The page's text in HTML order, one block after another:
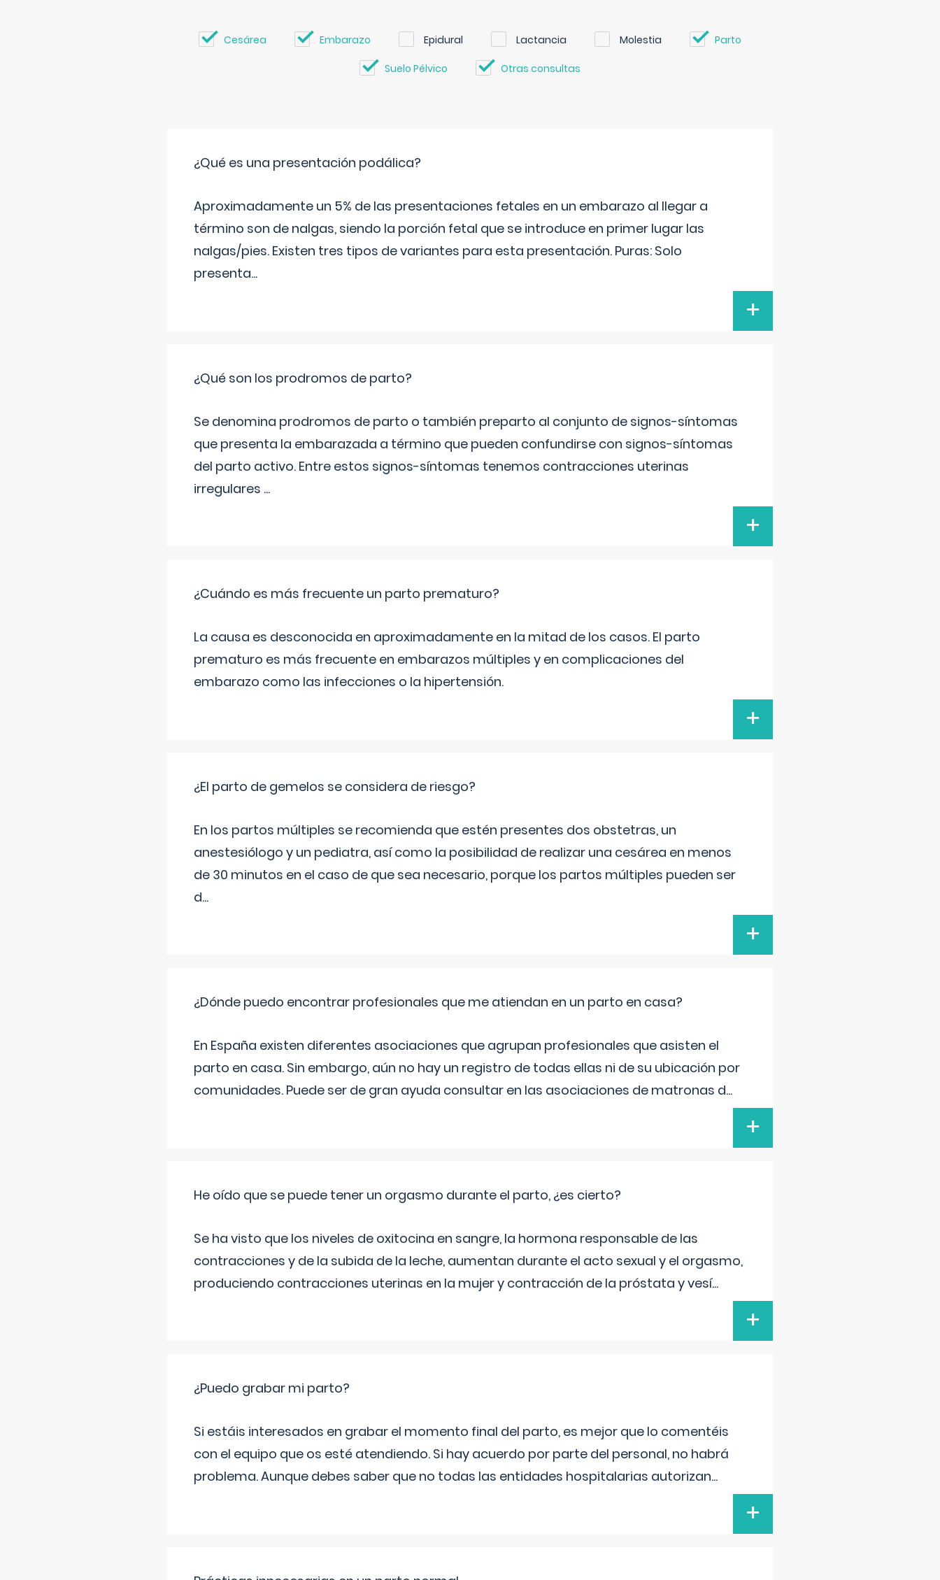
Cesárea Embarazo Epidural Lactancia Molestia Parto
Suelo Pélvico Otras consultas
¿Qué es una presentación podálica?
Aproximadamente un 5% de las presentaciones fetales en un embarazo al llegar a
término son de nalgas, siendo la porción fetal que se introduce en primer lugar las
nalgas/pies. Existen tres tipos de variantes para esta presentación. Puras: Solo
presenta...
+
¿Qué son los prodromos de parto?
Se denomina prodromos de parto o también preparto al conjunto de signos-síntomas
que presenta la embarazada a término que pueden confundirse con signos-síntomas
del parto activo. Entre estos signos-síntomas tenemos contracciones uterinas
irregulares ...
+
¿Cuándo es más frecuente un parto prematuro?
La causa es desconocida en aproximadamente en la mitad de los casos. El parto
prematuro es más frecuente en embarazos múltiples y en complicaciones del
embarazo como las infecciones o la hipertensión.
+
¿El parto de gemelos se considera de riesgo?
En los partos múltiples se recomienda que estén presentes dos obstetras, un
anestesiólogo y un pediatra, así como la posibilidad de realizar una cesárea en menos
de 30 minutos en el caso de que sea necesario, porque los partos múltiples pueden ser
d...
+
¿Dónde puedo encontrar profesionales que me atiendan en un parto en casa?
En España existen diferentes asociaciones que agrupan profesionales que asisten el
parto en casa. Sin embargo, aún no hay un registro de todas ellas ni de su ubicación por
comunidades. Puede ser de gran ayuda consultar en las asociaciones de matronas d...
+
He oído que se puede tener un orgasmo durante el parto, ¿es cierto?
Se ha visto que los niveles de oxitocina en sangre, la hormona responsable de las
contracciones y de la subida de la leche, aumentan durante el acto sexual y el orgasmo,
produciendo contracciones uterinas en la mujer y contracción de la próstata y vesí...
+
¿Puedo grabar mi parto?
Si estáis interesados en grabar el momento final del parto, es mejor que lo comentéis
con el equipo que os esté atendiendo. Si hay acuerdo por parte del personal, no habrá
problema. Aunque debes saber que no todas las entidades hospitalarias autorizan...
+